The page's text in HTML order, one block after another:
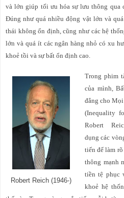
và lớn giúp tối ưu hóa sự lưu thông qua
Đúng như quá nhiều động vật lớn và
thái không ổn định, cũng như các hệ
lớn và quá ít các ngân hàng nhỏ có xu
khoẻ tồi và sự bất ổn định cao.
Robert Reich (1946-)
Trong phim
của mình,
đẳng cho
(Inequality
Robert
dụng các
tiến để làm rõ
thông mạnh
tiền tệ phục
khoẻ hệ